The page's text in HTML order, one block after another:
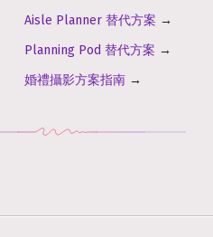
Aisle Planner 替代方案 →
Planning Pod 替代方案 →
婚禮攝影方案指南 →